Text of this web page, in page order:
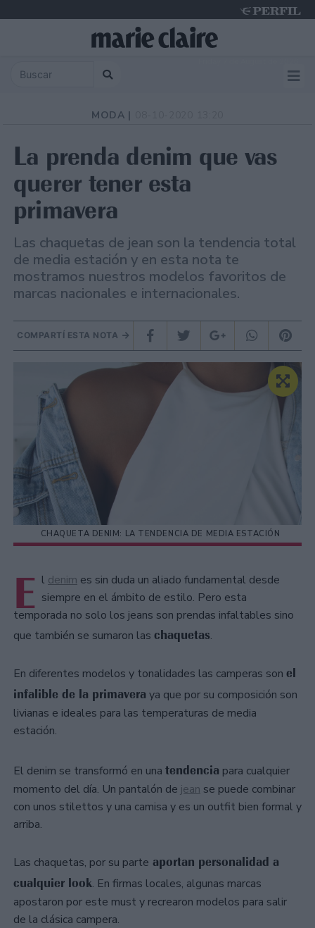
MODA |
La prenda denim que vas
querer tener esta
primavera
Las chaquetas de jean son la tendencia total
de media estación y en esta nota te
mostramos nuestros modelos favoritos de
marcas nacionales e internacionales.
COMPARTÍ ESTA NOTA
CHAQUETA DENIM: LA TENDENCIA DE MEDIA ESTACIÓN
E l denim es sin duda un aliado fundamental desde
siempre en el ámbito de estilo. Pero esta
temporada no solo los jeans son prendas infaltables sino
que también se sumaron las chaquetas.
En diferentes modelos y tonalidades las camperas son el
infalible de la primavera ya que por su composición son
livianas e ideales para las temperaturas de media
estación.
El denim se transformó en una tendencia para cualquier
momento del día. Un pantalón de jean se puede combinar
con unos stilettos y una camisa y es un outfit bien formal y
arriba.
Las chaquetas, por su parte aportan personalidad a
cualquier look. En firmas locales, algunas marcas
apostaron por este must y recrearon modelos para salir
de la clásica campera.